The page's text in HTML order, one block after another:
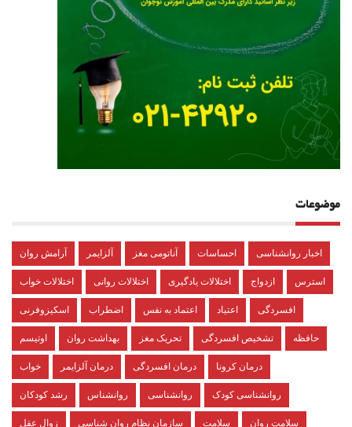
موضوعات
آرامش روان آلزایمر آناتومی مغز احساسات اخبار روانشناسی
اختلالات خواب اختلالات روانی اختلالات یادگیری ازدواج استرس
اسکیزوفرنی اضطراب اعتماد به نفس اعتیاد افسردگی
اوتیسم بهداشت روان تحریک مغز تشخیص افسردگی حافظه
خواب درمان آلزایمر درمان افسردگی درمان کرونا
رشد کودکان روانشناس روانشناسی روانشناسی کودک
زوال عقل سازمان نظام روان شناسی سلامت سلامت روان